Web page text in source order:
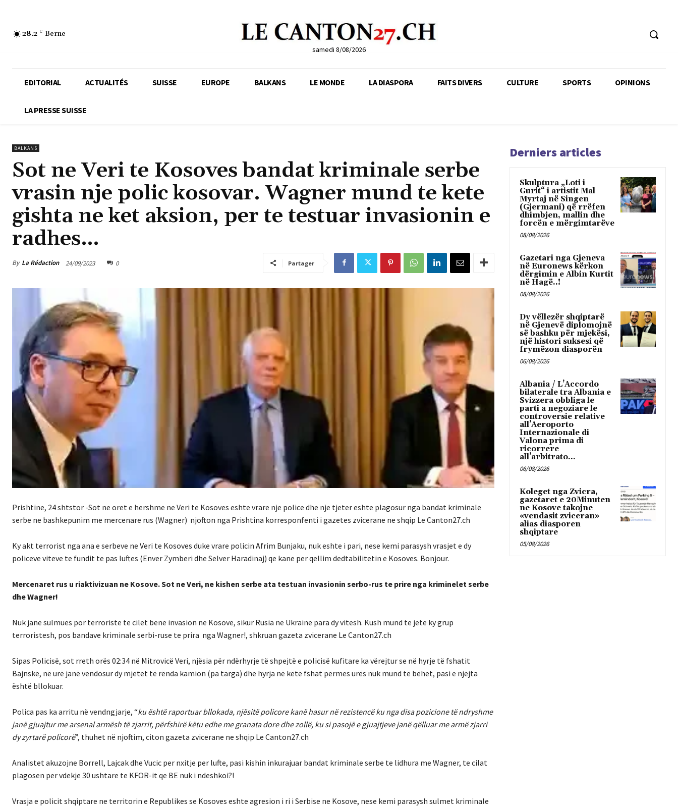
28.2 C Berne
samedi 8/08/2026
EDITORIAL ACTUALITÉS SUISSE EUROPE BALKANS LE MONDE LA DIASPORA FAITS DIVERS CULTURE SPORTS OPINIONS
LA PRESSE SUISSE
BALKANS
Sot ne Veri te Kosoves bandat kriminale serbe
vrasin nje polic kosovar. Wagner mund te kete
gishta ne ket aksion, per te testuar invasionin e
radhes…
By La Rédaction 24/09/2023 0 Partager
Prishtine, 24 shtstor -Sot ne oret e hershme ne Veri te Kosoves eshte vrare nje police dhe nje tjeter eshte plagosur nga bandat kriminale
serbe ne bashkepunim me mercenare rus (Wagner) njofton nga Prishtina korresponfenti i gazetes zvicerane ne shqip Le Canton27.ch
Ky akt terrorist nga ana e serbeve ne Veri te Kosoves duke vrare policin Afrim Bunjaku, nuk eshte i pari, nese kemi parasysh vrasjet e dy
policeve viteve te fundit te pas luftes (Enver Zymberi dhe Selver Haradinaj) qe kane per qellim dedtabilitetin e Kosoves. Bonjour.
Mercenaret rus u riaktivizuan ne Kosove. Sot ne Veri, ne kishen serbe ata testuan invasionin serbo-rus te prire nga kriminelet serbe
dhe Wagner!
Nuk jane sulmues por terroriste te cilet bene invasion ne Kosove, sikur Rusia ne Ukraine para dy vitesh. Kush mund te jete ky grup
terroristesh, pos bandave kriminale serbi-ruse te prira nga Wagner!, shkruan gazeta zvicerane Le Canton27.ch
Sipas Policisë, sot rreth orës 02:34 në Mitrovicë Veri, njësia për ndërhyrje të shpejtë e policisë kufitare ka vërejtur se në hyrje të fshatit
Bajnskë, në urë janë vendosur dy mjetet të rënda kamion (pa targa) dhe hyrja në këtë fshat përmes urës nuk mund të bëhet, pasi e njëjta
është bllokuar.
Polica pas ka arritu në vendngjarje, “ku është raportuar bllokada, njësitë policore kanë hasur në rezistencë ku nga disa pozicione të ndryshme
janë gjuajtur me arsenal armësh të zjarrit, përfshirë këtu edhe me granata dore dhe zollë, ku si pasojë e gjuajtjeve janë qëlluar me armë zjarri
dy zyrtarë policorë”, thuhet në njoftim, citon gazeta zvicerane ne shqip Le Canton27.ch
Analistet akuzojne Borrell, Lajcak dhe Vucic per nxitje per lufte, pasi kishin inkurajuar bandat kriminale serbe te lidhura me Wagner, te cilat
plagosen per vdekje 30 ushtare te KFOR-it qe BE nuk i ndeshkoi?!
Vrasja e policit shqiptare ne territorin e Republikes se Kosoves eshte agresion i ri i Serbise ne Kosove, nese kemi parasysh sulmet kriminale
Derniers articles
Skulptura „Loti i
Gurit“ i artistit Mal
Myrtaj në Singen
(Gjermani) që rrëfen
dhimbjen, mallin dhe
forcën e mërgimtarëve
08/08/2026
Gazetari nga Gjeneva
në Euronews kërkon
dërgimin e Albin Kurtit
në Hagë..!
08/08/2026
Dy vëllezër shqiptarë
në Gjenevë diplomojnë
së bashku për mjekësi,
një histori suksesi që
frymëzon diasporën
06/08/2026
Albania / L’Accordo
bilaterale tra Albania e
Svizzera obbliga le
parti a negoziare le
controversie relative
all’Aeroporto
Internazionale di
Valona prima di
ricorrere
all’arbitrato...
06/08/2026
Koleget nga Zvicra,
gazetaret e 20Minuten
ne Kosove takojne
«vendasit zviceran»
alias diasporen
shqiptare
05/08/2026